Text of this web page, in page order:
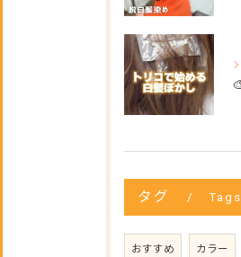
タグ Tags
おすすめ カラー